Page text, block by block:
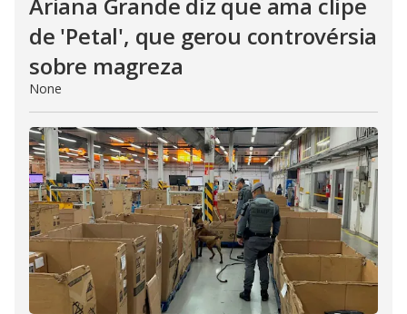
de 'Petal', que gerou controvérsia
sobre magreza
None